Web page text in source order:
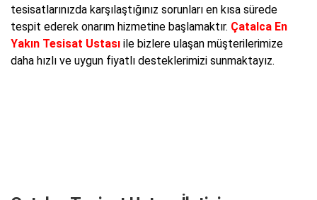
tesisatlarınızda karşılaştığınız sorunları en kısa sürede
tespit ederek onarım hizmetine başlamaktır. Çatalca En
Yakın Tesisat Ustası ile bizlere ulaşan müşterilerimize
daha hızlı ve uygun fiyatlı desteklerimizi sunmaktayız.